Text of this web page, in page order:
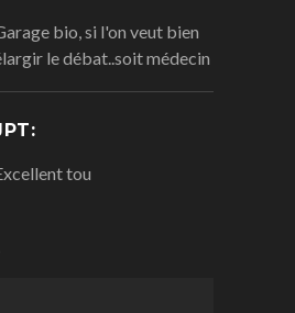
bio, si l'on veut bien
le débat..soit médecin
tou